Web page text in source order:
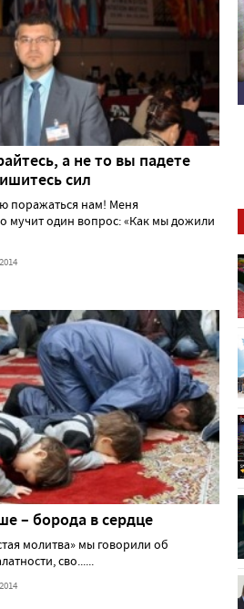
а не то вы падете
сил
поражаться нам! Меня
мучит один вопрос: «Как мы дожили
– борода в сердце
молитва» мы говорили об
сво......